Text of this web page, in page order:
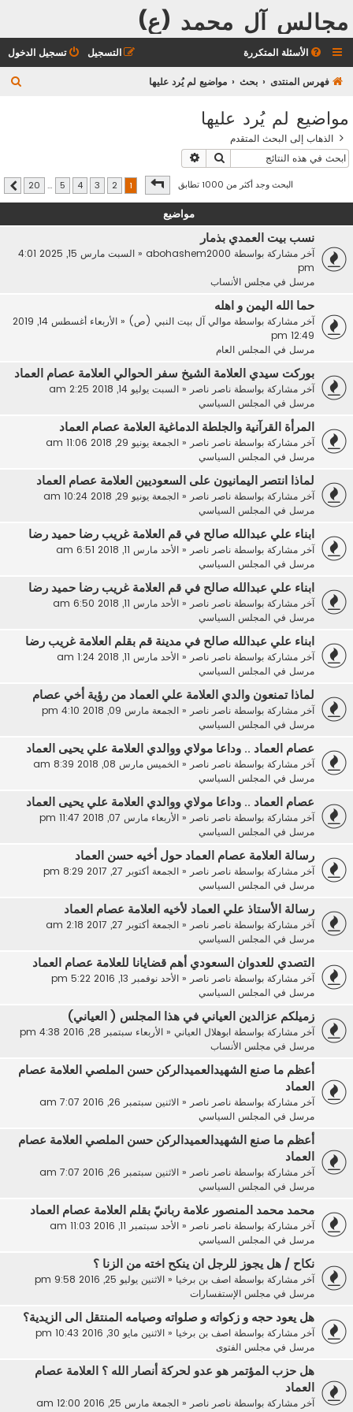
مجالس آل محمد (ع)
الأسئلة المتكررة تسجيل الدخول التسجيل
فهرس المنتدى بحث مواضيع لم يُرد عليها
ب
مواضيع لم يُرد عليها
الذهاب إلى البحث المتقدم
بحث
البحث وجد أكثر من 1000 تطابق صفحة1 من20
2
3
4
5
…
20 التالي
مواضيع
نسب بيت العمدي بذمار
آخر مشاركة بواسطة abohashem2000
«
السبت مارس 15, 2025 4:01
pm
مرسل في مجلس الأنساب
حما الله اليمن و اهله
آخر مشاركة بواسطة موالي آل بيت النبي (ص)«
الأربعاء أغسطس 14, 2019
12:49 pm
مرسل في المجلس العام
بوركت سيدي العلامة الشيخ سفر الحوالي العلامة عصام العماد
آخر مشاركة بواسطة ناصر ناصر« السبت يوليو 14, 2018 2:25 am
مرسل في المجلس السياسي
المرأة القرآنية والجلطة الدماغية العلامة عصام العماد
آخر مشاركة بواسطة ناصر ناصر« الجمعة يونيو 29, 2018 11:06 am
مرسل في المجلس السياسي
لماذا انتصر اليمانيون على السعوديين العلامة عصام العماد
آخر مشاركة بواسطة ناصر ناصر« الجمعة يونيو 29, 2018 10:24 am
مرسل في المجلس السياسي
ابناء علي عبدالله صالح في قم العلامة غريب رضا حميد رضا
آخر مشاركة بواسطة ناصر ناصر« الأحد مارس 11, 2018 6:51 am
مرسل في المجلس السياسي
ابناء علي عبدالله صالح في قم العلامة غريب رضا حميد رضا
آخر مشاركة بواسطة ناصر ناصر« الأحد مارس 11, 2018 6:50 am
مرسل في المجلس السياسي
ابناء علي عبدالله صالح في مدينة قم بقلم العلامة غريب رضا
آخر مشاركة بواسطة ناصر ناصر« الأحد مارس 11, 2018 1:24 am
مرسل في المجلس السياسي
لماذا تمنعون والدي العلامة علي العماد من رؤية أخي عصام
آخر مشاركة بواسطة ناصر ناصر« الجمعة مارس 09, 2018 4:10 pm
مرسل في المجلس السياسي
عصام العماد .. وداعا مولاي ووالدي العلامة علي يحيى العماد
آخر مشاركة بواسطة ناصر ناصر« الخميس مارس 08, 2018 8:39 am
مرسل في المجلس السياسي
عصام العماد .. وداعا مولاي ووالدي العلامة علي يحيى العماد
آخر مشاركة بواسطة ناصر ناصر« الأربعاء مارس 07, 2018 11:47 pm
مرسل في المجلس السياسي
رسالة العلامة عصام العماد حول أخيه حسن العماد
آخر مشاركة بواسطة ناصر ناصر« الجمعة أكتوبر 27, 2017 8:29 pm
مرسل في المجلس السياسي
رسالة الأستاذ علي العماد لأخيه العلامة عصام العماد
آخر مشاركة بواسطة ناصر ناصر« الجمعة أكتوبر 27, 2017 2:18 am
مرسل في المجلس السياسي
التصدي للعدوان السعودي أهم قضايانا للعلامة عصام العماد
آخر مشاركة بواسطة ناصر ناصر« الأحد نوفمبر 13, 2016 5:22 pm
مرسل في المجلس السياسي
زميلكم عزالدين العياني في هذا المجلس ( العياني)
آخر مشاركة بواسطة ابوهلال العياني« الأربعاء سبتمبر 28, 2016 4:38 pm
مرسل في مجلس الأنساب
أعظم ما صنع الشهيدالعميدالركن حسن الملصي العلامة عصام
العماد
آخر مشاركة بواسطة ناصر ناصر« الاثنين سبتمبر 26, 2016 7:07 am
مرسل في المجلس السياسي
أعظم ما صنع الشهيدالعميدالركن حسن الملصي العلامة عصام
العماد
آخر مشاركة بواسطة ناصر ناصر« الاثنين سبتمبر 26, 2016 7:07 am
مرسل في المجلس السياسي
محمد محمد المنصور علامة ربانيّ بقلم العلامة عصام العماد
آخر مشاركة بواسطة ناصر ناصر« الأحد سبتمبر 11, 2016 11:03 am
مرسل في المجلس السياسي
نكاح / هل يجوز للرجل ان ينكح اخته من الزنا ؟
آخر مشاركة بواسطة اصف بن برخيا« الاثنين يوليو 25, 2016 9:58 pm
مرسل في مجلس الإستفسارات
هل يعود حجه و زكواته و صلواته وصيامه المنتقل الى الزيدية؟
آخر مشاركة بواسطة اصف بن برخيا« الاثنين مايو 30, 2016 10:43 pm
مرسل في مجلس الفتوى
هل حزب المؤتمر هو عدو لحركة أنصار الله ؟ العلامة عصام
العماد
آخر مشاركة بواسطة ناصر ناصر« الجمعة مارس 25, 2016 12:00 am